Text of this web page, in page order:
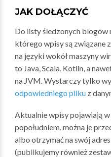
JAK DOŁĄCZYĆ
Do listy śledzonych blogów
którego wpisy są związane
na języki wokół maszyny
to Java, Scala, Kotlin, a
na JVM. Wystarczy tylko
odpowiedniego pliku z
Aktualnie wpisy pojawiają
popołudniem, można je
albo otrzymać na swój
(publikujemy również